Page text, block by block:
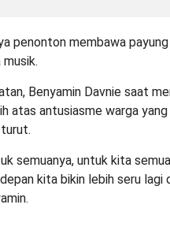
penonton membawa
Benyamin Davnie saat
atas antusiasme warga
semuanya, untuk kita
kita bikin lebih seru